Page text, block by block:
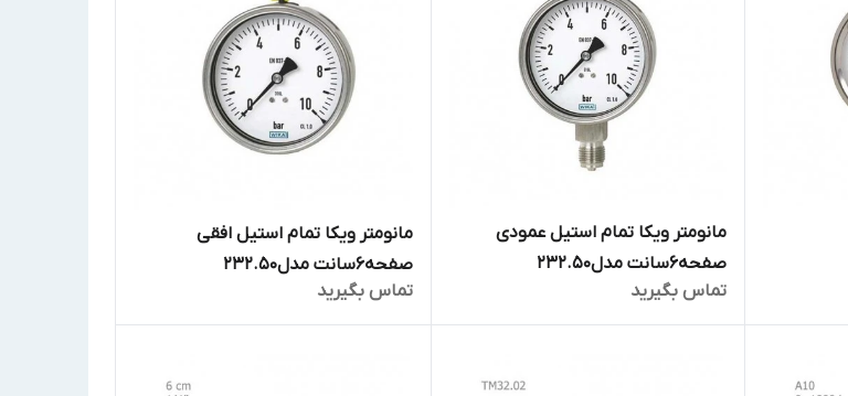
مانومتر ویکا تمام استیل عمودی
صفحه6سانت مدل232.50
تماس بگیرید
مانومتر ویکا تمام استیل افقی
صفحه6سانت مدل232.50
تماس بگیرید